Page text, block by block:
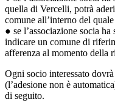
quella di Vercelli, potrà
comune all’interno del
● se l’associazione socia
indicare un comune di
afferenza al momento della
Ogni socio interessato
(l’adesione non è
di seguito.